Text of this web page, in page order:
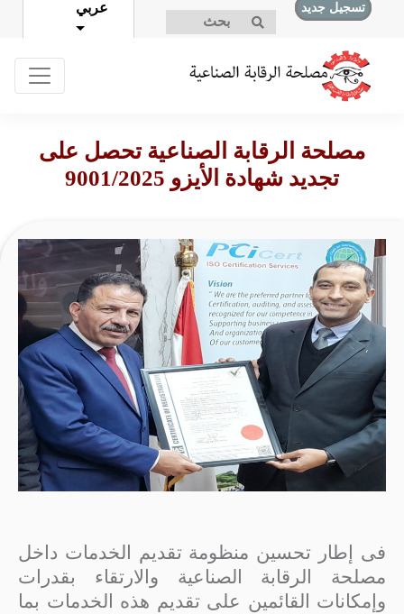
تسجيل جديد
تسجيل الدخول
عربي
مصلحة الرقابة الصناعية تحصل على
تجديد شهادة الأيزو 9001/2025
فى إطار تحسين منظومة تقديم الخدمات داخل
مصلحة الرقابة الصناعية والارتقاء بقدرات
وإمكانات القائمين على تقديم هذه الخدمات بما